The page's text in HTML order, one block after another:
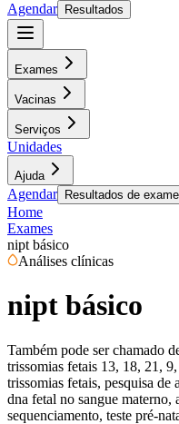
Agendar
Resultados
Exames
Vacinas
Serviços
Unidades
Ajuda
Agendar Resultados de
Home
Exames
nipt básico
Análises clínicas
nipt básico
Também pode ser chamado
trissomias fetais 13, 18, 21,
trissomias fetais, pesquisa de
dna fetal no sangue materno,
sequenciamento, teste pré-